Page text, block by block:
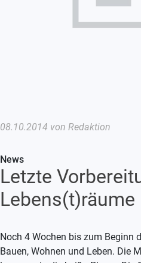
08.10.2014 von Redaktion
News
Letzte
Lebens(t)räume
Noch 4 Wochen bis zum Beginn
Bauen, Wohnen und Leben. Die